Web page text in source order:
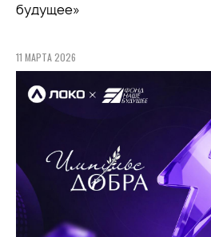
будущее»
11 МАРТА 2026